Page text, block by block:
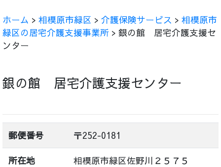
ホーム > 相模原市緑区 > 介護保険サービス > 相模原市
緑区の居宅介護支援事業所 > 銀の館 居宅介護支援セ
ンター
銀の館 居宅介護支援センター
郵便番号 〒252-0181
所在地 相模原市緑区佐野川２５７５